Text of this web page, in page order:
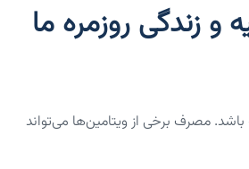
زندگی روزمره ما
مصرف برخی از ویتامین‌ها می‌تواند